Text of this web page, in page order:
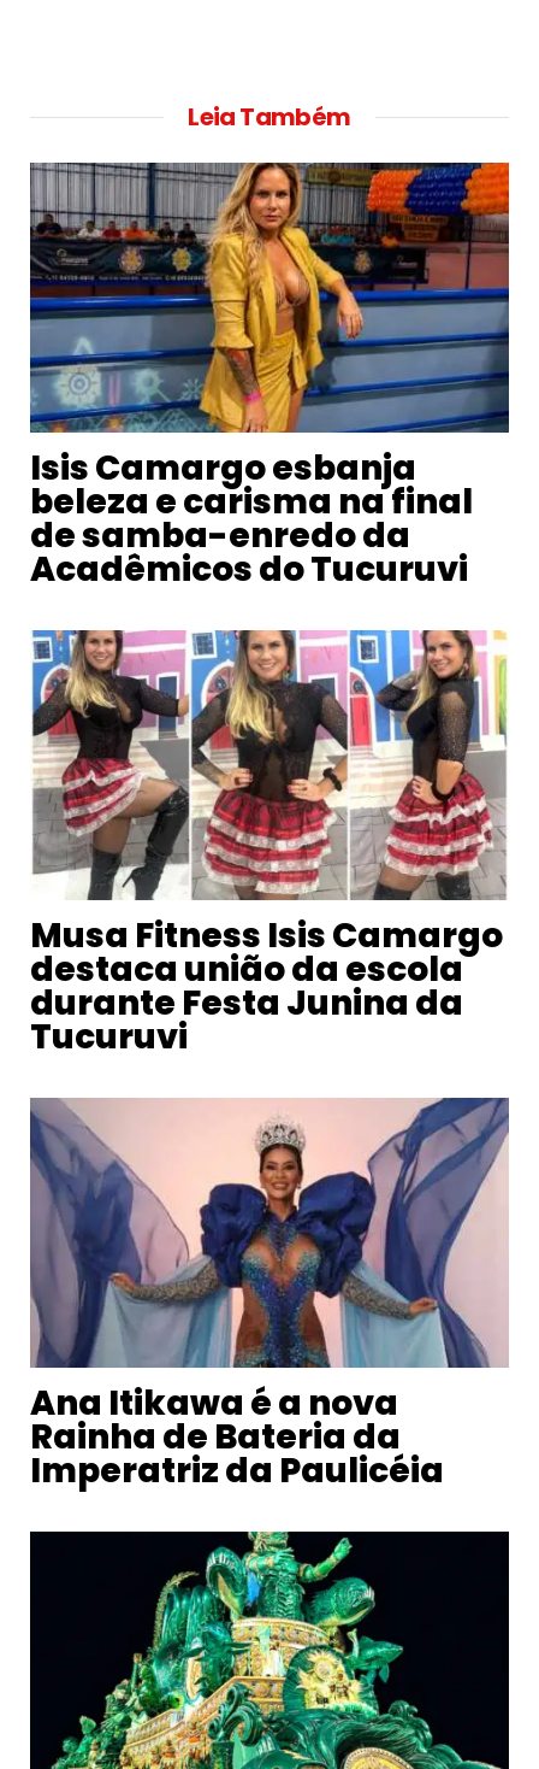
Leia Também
Isis Camargo esbanja
beleza e carisma na final
de samba-enredo da
Acadêmicos do Tucuruvi
Musa Fitness Isis Camargo
destaca união da escola
durante Festa Junina da
Tucuruvi
Ana Itikawa é a nova
Rainha de Bateria da
Imperatriz da Paulicéia